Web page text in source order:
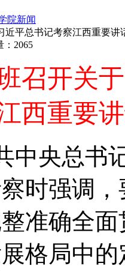
院新闻
近平总书记考察江西重要讲
2065
召开关
西重要
中央总书
时强调
准确全
格局中